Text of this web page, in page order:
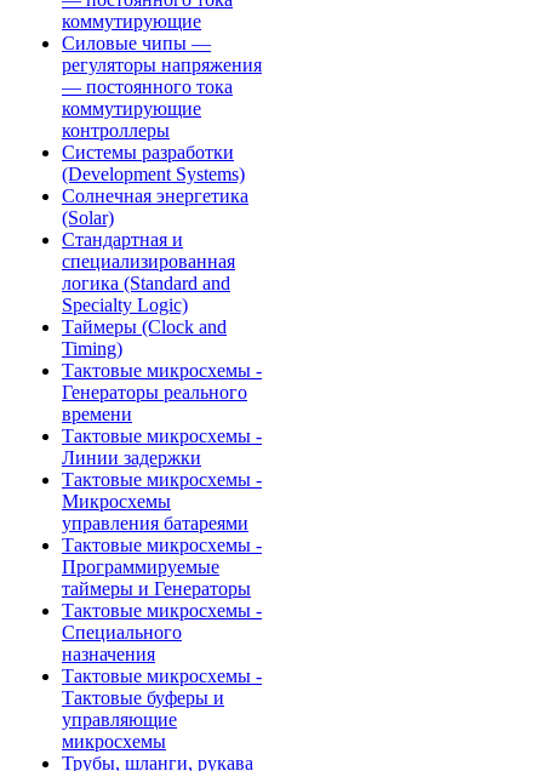
коммутирующие
Силовые чипы —
регуляторы напряжения
— постоянного тока
коммутирующие
контроллеры
Системы разработки
(Development Systems)
Солнечная энергетика
(Solar)
Стандартная и
специализированная
логика (Standard and
Specialty Logic)
Таймеры (Clock and
Timing)
Тактовые микросхемы -
Генераторы реального
времени
Тактовые микросхемы -
Линии задержки
Тактовые микросхемы -
Микросхемы
управления батареями
Тактовые микросхемы -
Программируемые
таймеры и Генераторы
Тактовые микросхемы -
Специального
назначения
Тактовые микросхемы -
Тактовые буферы и
управляющие
микросхемы
Трубы, шланги, рукава